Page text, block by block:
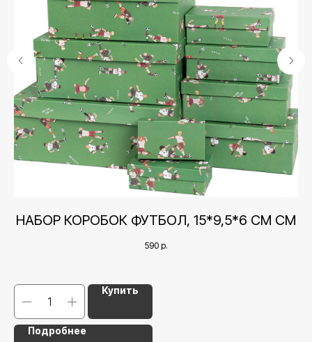
НАБОР КОРОБОК ФУТБОЛ, 15*9,5*6 СМ СМ
590 р.
Купить
Подробнее
Контакты
Наш канал в Telegram
help@upakovali.online